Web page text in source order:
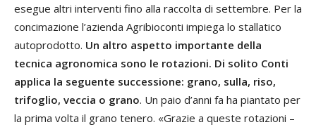
esegue altri interventi fino alla raccolta di settembre. Per la
concimazione l’azienda Agribioconti impiega lo stallatico
autoprodotto. Un altro aspetto importante della
tecnica agronomica sono le rotazioni. Di solito Conti
applica la seguente successione: grano, sulla, riso,
trifoglio, veccia o grano. Un paio d’anni fa ha piantato per
la prima volta il grano tenero. «Grazie a queste rotazioni –